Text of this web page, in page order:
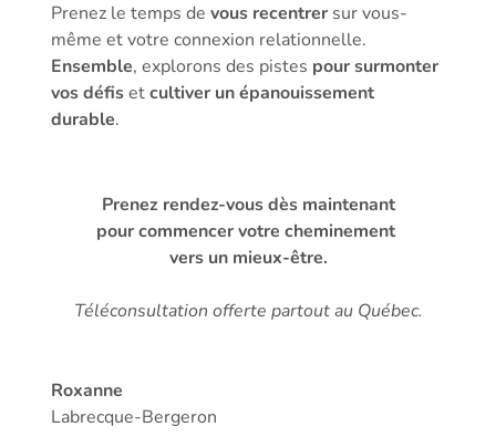
Prenez le temps de vous recentrersur vous-
même et votre connexion relationnelle.
Ensemble, explorons des pistes pour surmonter
vos défisetcultiver un épanouissement
durable.
Prenez rendez-vousdès maintenant
pour commencer votre cheminement
vers un mieux-être.
Téléconsultation offerte partout au Québec.
Roxanne
Labrecque-Bergeron